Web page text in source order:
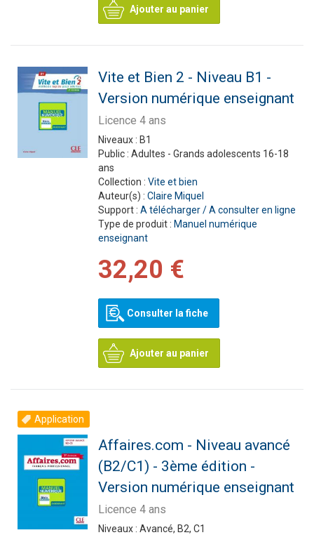
Ajouter au panier
Vite et Bien 2 - Niveau B1 -
Version numérique enseignant
Licence 4 ans
Niveaux : B1
Public : Adultes - Grands adolescents 16-18
ans
Collection : Vite et bien
Auteur(s) : Claire Miquel
Support : A télécharger / A consulter en ligne
Type de produit : Manuel numérique
enseignant
32,20 €
Consulter la fiche
Ajouter au panier
Application
Affaires.com - Niveau avancé
(B2/C1) - 3ème édition -
Version numérique enseignant
Licence 4 ans
Niveaux : Avancé, B2, C1